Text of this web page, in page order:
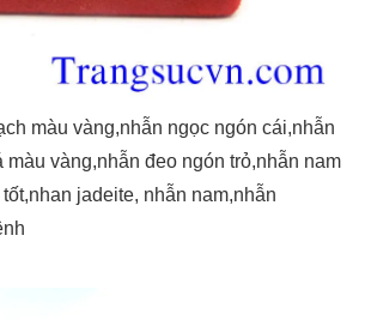
màu vàng,nhẫn ngọc ngón cái,nhẫn
màu vàng,nhẫn đeo ngón trỏ,nhẫn nam
jadeite, nhẫn nam,nhẫn